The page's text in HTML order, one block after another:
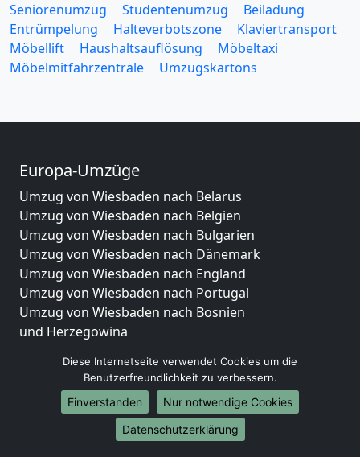
Seniorenumzug
Studentenumzug
Beiladung
Entrümpelung
Halteverbotszone
Klaviertransport
Möbellift
Haushaltsauflösung
Möbeltaxi
Möbelmitfahrzentrale
Umzugskartons
Europa-Umzüge
Umzug von Wiesbaden nach Belarus
Umzug von Wiesbaden nach Belgien
Umzug von Wiesbaden nach Bulgarien
Umzug von Wiesbaden nach Dänemark
Umzug von Wiesbaden nach England
Umzug von Wiesbaden nach Portugal
Umzug von Wiesbaden nach Bosnien
und Herzegowina
Umzug von Wiesbaden nach Lettland
Umzug von Wiesbaden nach Zypern
Umzug von Wiesbaden nach Kroatien
Umzug von Wiesbaden nach Estland
Umzug von Wiesbaden nach Finnland
Diese Internetseite verwendet Cookies um die
Benutzerfreundlichkeit zu verbessern.
Einverstanden
Nur notwendige Cookies
Datenschutzerklärung